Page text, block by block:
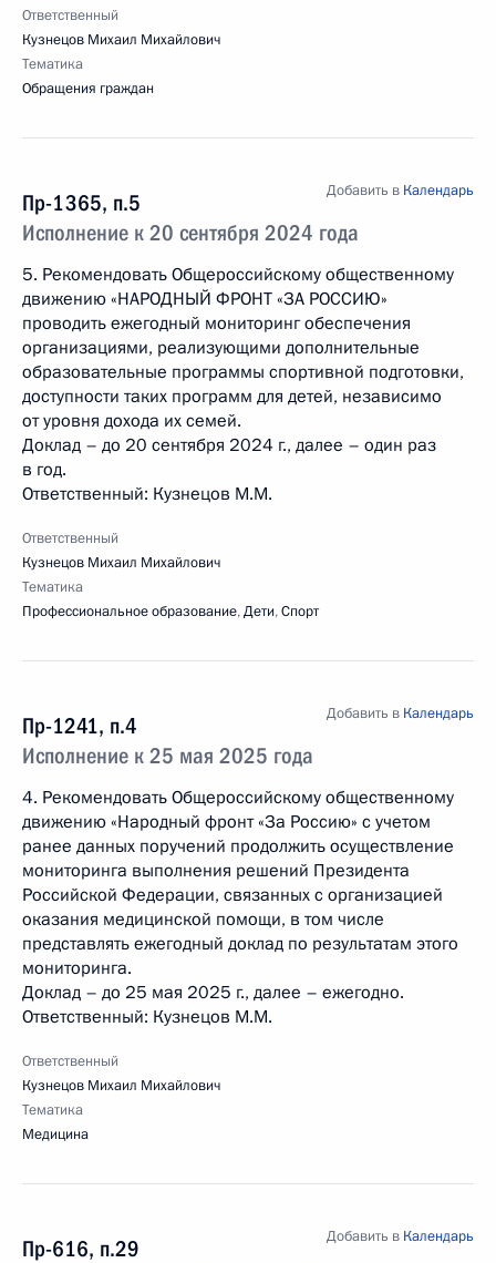
Ответственный
Кузнецов Михаил Михайлович
Тематика
Обращения граждан
Пр-1365, п.5
Исполнение к 20 сентября 2024 года
Добавить в Календарь
5. Рекомендовать Общероссийскому общественному
движению «НАРОДНЫЙ ФРОНТ «ЗА РОССИЮ»
проводить ежегодный мониторинг обеспечения
организациями, реализующими дополнительные
образовательные программы спортивной подготовки,
доступности таких программ для детей, независимо
от уровня дохода их семей.
Доклад – до 20 сентября 2024 г., далее – один раз
в год.
Ответственный: Кузнецов М.М.
Ответственный
Кузнецов Михаил Михайлович
Тематика
Профессиональное образование,Дети,Спорт
Пр-1241, п.4
Исполнение к 25 мая 2025 года
Добавить в Календарь
4. Рекомендовать Общероссийскому общественному
движению «Народный фронт «За Россию» с учетом
ранее данных поручений продолжить осуществление
мониторинга выполнения решений Президента
Российской Федерации, связанных c организацией
оказания медицинской помощи, в том числе
представлять ежегодный доклад по результатам этого
мониторинга.
Доклад – до 25 мая 2025 г., далее – ежегодно.
Ответственный: Кузнецов М.М.
Ответственный
Кузнецов Михаил Михайлович
Тематика
Медицина
Пр-616, п.29
Добавить в Календарь